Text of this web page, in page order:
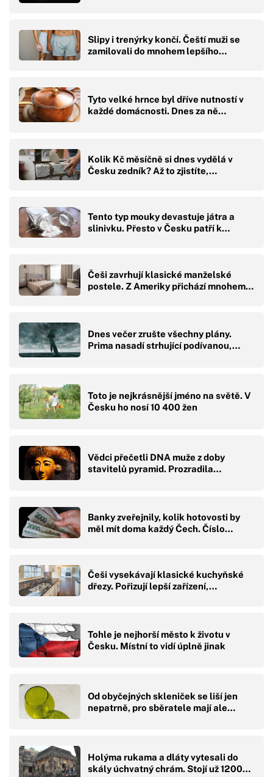
Slipy i trenýrky končí. Čeští muži se
zamilovali do mnohem lepšího…
Tyto velké hrnce byl dříve nutností v
každé domácnosti. Dnes za ně…
Kolik Kč měsíčně si dnes vydělá v
Česku zedník? Až to zjistíte,…
Tento typ mouky devastuje játra a
slinivku. Přesto v Česku patří k…
Češi zavrhují klasické manželské
postele. Z Ameriky přichází mnohem…
Dnes večer zrušte všechny plány.
Prima nasadí strhující podívanou,…
Toto je nejkrásnější jméno na světě. V
Česku ho nosí 10 400 žen
Vědci přečetli DNA muže z doby
stavitelů pyramid. Prozradila…
Banky zveřejnily, kolik hotovosti by
měl mít doma každý Čech. Číslo…
Češi vysekávají klasické kuchyňské
dřezy. Pořizují lepší zařízení,…
Tohle je nejhorší město k životu v
Česku. Místní to vidí úplně jinak
Od obyčejných skleniček se liší jen
nepatrně, pro sběratele mají ale…
Holýma rukama a dláty vytesali do
skály úchvatný chrám. Stojí už 1200…